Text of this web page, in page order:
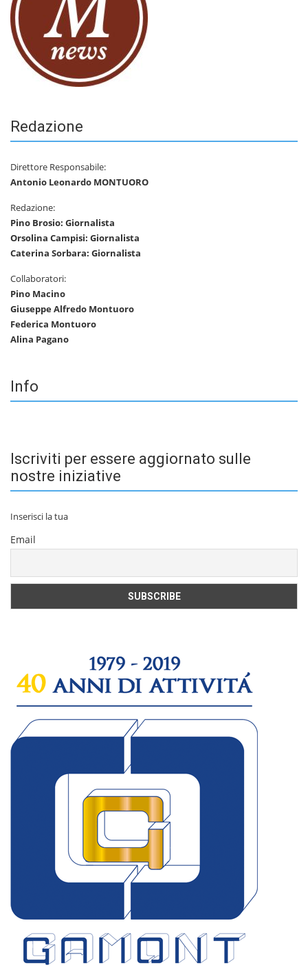
Redazione
Direttore Responsabile:
Antonio Leonardo MONTUORO
Redazione:
Pino Brosio: Giornalista
Orsolina Campisi: Giornalista
Caterina Sorbara: Giornalista
Collaboratori:
Pino Macino
Giuseppe Alfredo Montuoro
Federica Montuoro
Alina Pagano
Info
Iscriviti per essere aggiornato sulle
nostre iniziative
Inserisci la tua
Email